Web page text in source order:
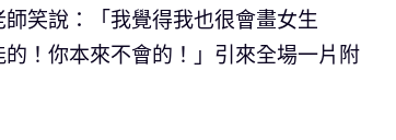
笑說：「我覺得我也很會畫女生
！你本來不會的！」引來全場一片附